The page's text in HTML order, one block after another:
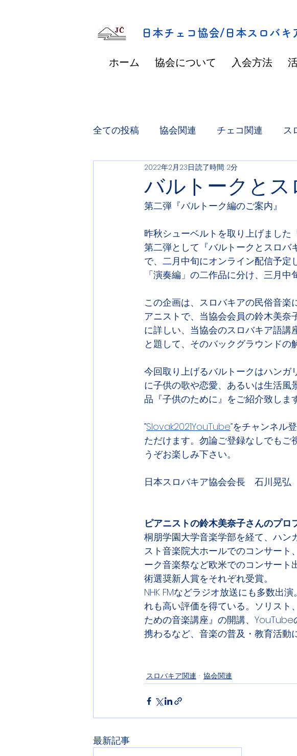
日本チェコ協会/日本スロバキ
ホーム 協会について 入会方法
全ての投稿 協会関連 チェコ関連 ス
バルトークとス
2022年2月23日読了時間: 2分
第二弾『バルトーク編のご案内』
昨秋シューベルトを取り上げました
第二弾として『バルトークとスロバ
で、二月中旬にオンライン配信予定
「演奏編」の二作品に分け、三月中
この企画は、スロバキアの民俗音
アニストで、当協会会員の鈴木美
に詳しい、当協会のスロバキア語講
と題して、そのバックグラウンドの
今回取り上げるバルトークはハン
に子供の歌や恋愛、あるいは生活
品『子供のために』をご紹介致しま
”Slovak2021YouTube”をチャンネル
ただけます。勿論ご登録なしでも
うぞお楽しみ下さい。
日本スロバキア協会会長　石川晃弘
ピアニストの鈴木美奈子さんの
桐朋学園大学音楽学部を経て、ハン
スト音楽院大ホールでのコンサート
ーク音楽祭など欧米でのコンサー
術選奨新人賞をそれぞれ受賞。
NHK FMなどラジオ放送にも多数出
れも高い評価を得ている。ソリス
ための音楽講座』の開講、
携わるなど、音楽の普及・教育活動
スロバキア関連 協会関連
最新記事